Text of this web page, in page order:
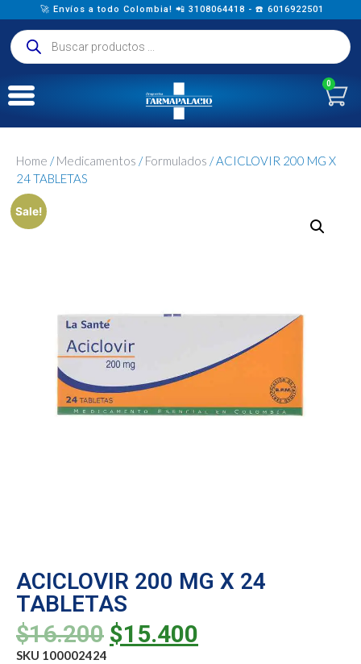
🚀 Envíos a todo Colombia! 📲 3108064418 - ☎️ 6016922501
0
Home /Medicamentos /Formulados / ACICLOVIR 200 MG X
24 TABLETAS
Sale!
ACICLOVIR 200 MG X 24
TABLETAS
$16.200 $15.400
SKU 100002424